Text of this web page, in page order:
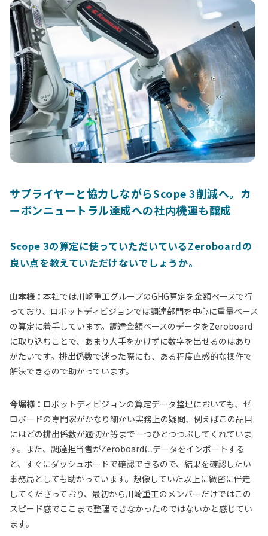
サプライヤーと協力しながらScope 3削減へ。カ
ーボンニュートラル達成への社内機運も醸成
――Scope 3の算定に使っていただいているZeroboardの
良い点を教えていただけないでしょうか。
山本様： 本社では川崎重工グループのGHG算定を金額ベースで行
っており、ロボットディビジョンでは調達部門を中心に重量ベース
の算定に着手しています。調達金額ベースのデータをZeroboard
に取り込むことで、あまり人手をかけずに数字を出せるのはあり
がたいです。排出係数で迷った際にも、ある程度直感的な操作で
解決できるので助かっています。
今堀様： ロボットディビジョンの算定データ整理においても、ゼ
ロボードの専門家がかなり細かい実務上の疑問、例えばこの品目
にはどの排出係数が適切か等まで一つひとつつぶしてくれていま
す。また、調達担当者がZeroboardにデータをインポートする
と、すぐにダッシュボードで確認できるので、結果を確認したい
事務局としても助かっています。想像していた以上に緻密に伴走
してくださっており、最初から川崎重工のメンバーだけではこの
スピード感でここまで整理できなかったのではないかと感じてい
ます。